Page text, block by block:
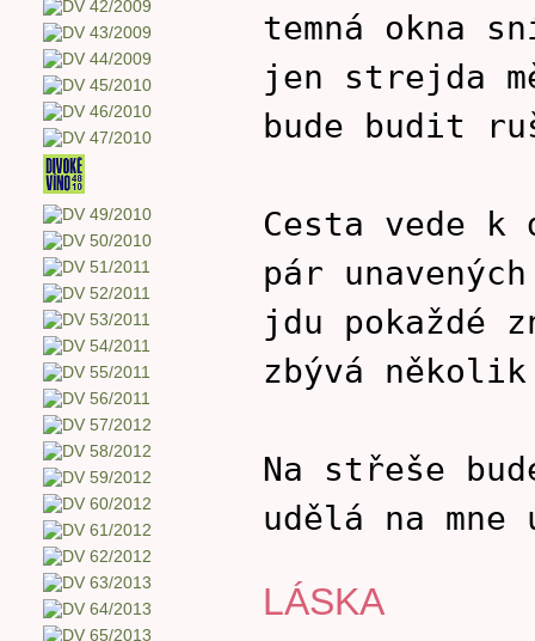
temná okna
jen strejda
bude budit
Cesta vede k
pár
jdu pokaždé
zbývá
Na střeše
udělá na mne
LÁSKA